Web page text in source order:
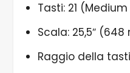
Tasti: 21
Scala: 25,5″
Raggio della